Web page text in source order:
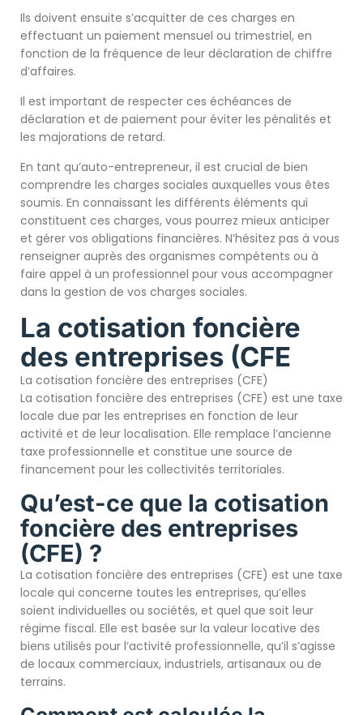
Ils doivent ensuite s’acquitter de ces charges en
effectuant un paiement mensuel ou trimestriel, en
fonction de la fréquence de leur déclaration de chiffre
d’affaires.
Il est important de respecter ces échéances de
déclaration et de paiement pour éviter les pénalités et
les majorations de retard.
En tant qu’auto-entrepreneur, il est crucial de bien
comprendre les charges sociales auxquelles vous êtes
soumis. En connaissant les différents éléments qui
constituent ces charges, vous pourrez mieux anticiper
et gérer vos obligations financières. N’hésitez pas à vous
renseigner auprès des organismes compétents ou à
faire appel à un professionnel pour vous accompagner
dans la gestion de vos charges sociales.
La cotisation foncière
des entreprises (CFE
La cotisation foncière des entreprises (CFE)
La cotisation foncière des entreprises (CFE) est une taxe
locale due par les entreprises en fonction de leur
activité et de leur localisation. Elle remplace l’ancienne
taxe professionnelle et constitue une source de
financement pour les collectivités territoriales.
Qu’est-ce que la cotisation
foncière des entreprises
(CFE) ?
La cotisation foncière des entreprises (CFE) est une taxe
locale qui concerne toutes les entreprises, qu’elles
soient individuelles ou sociétés, et quel que soit leur
régime fiscal. Elle est basée sur la valeur locative des
biens utilisés pour l’activité professionnelle, qu’il s’agisse
de locaux commerciaux, industriels, artisanaux ou de
terrains.